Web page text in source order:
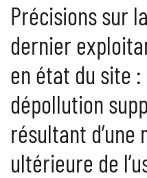
Précisions sur
dernier
en état du site
dépollution
résultant
ultérieure de